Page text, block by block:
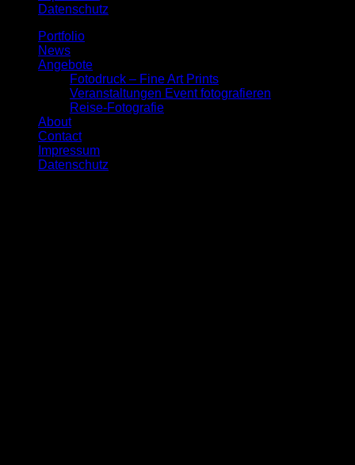
Datenschutz
Portfolio
News
Angebote
Fotodruck – Fine Art Prints
Veranstaltungen Event fotografieren
Reise-Fotografie
About
Contact
Impressum
Datenschutz